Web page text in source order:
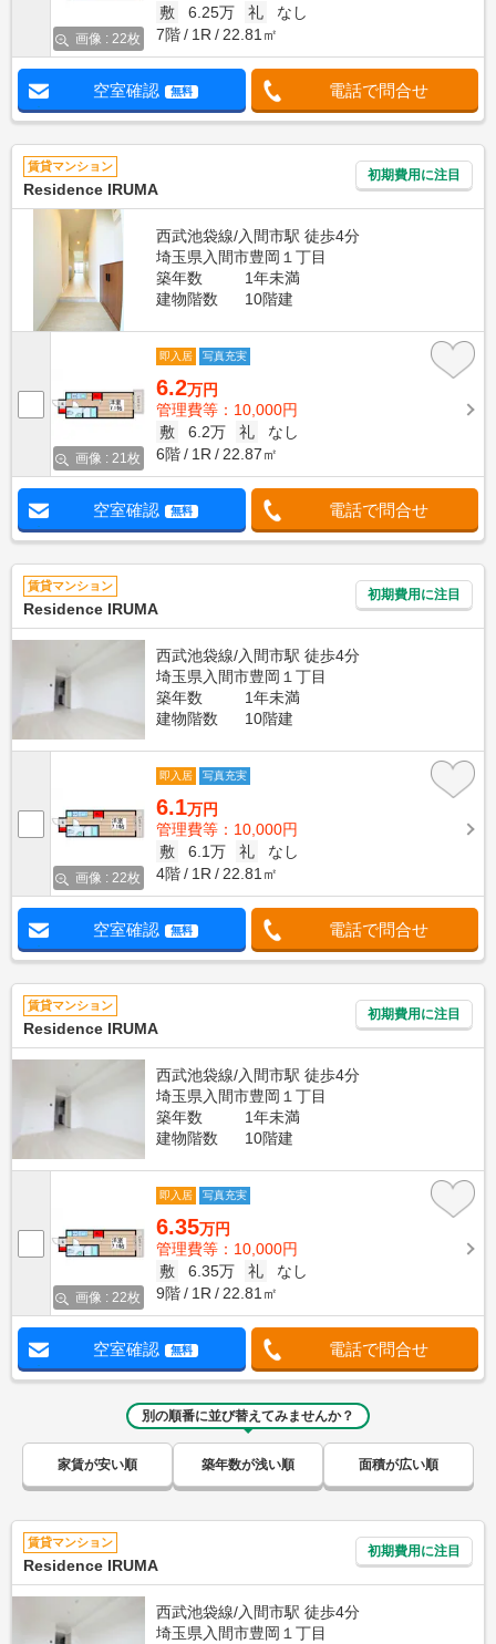
画像 : 22枚
敷
6.25万 礼
なし
7階
1R 22.81㎡
空室確認 無料 電話で問合せ
賃貸マンション
Residence IRUMA
初期費用に注目
西武池袋線/入間市駅 徒歩4分
埼玉県入間市豊岡１丁目
築年数
1年未満
建物階数
10階建
画像 : 21枚
即入居 写真充実
6.2万円
管理費等：10,000円
敷
6.2万 礼
なし
6階
1R 22.87㎡
空室確認 無料 電話で問合せ
賃貸マンション
Residence IRUMA
初期費用に注目
西武池袋線/入間市駅 徒歩4分
埼玉県入間市豊岡１丁目
築年数
1年未満
建物階数
10階建
画像 : 22枚
即入居 写真充実
6.1万円
管理費等：10,000円
敷
6.1万 礼
なし
4階
1R 22.81㎡
空室確認 無料 電話で問合せ
賃貸マンション
Residence IRUMA
初期費用に注目
西武池袋線/入間市駅 徒歩4分
埼玉県入間市豊岡１丁目
築年数
1年未満
建物階数
10階建
画像 : 22枚
即入居 写真充実
6.35万円
管理費等：10,000円
敷
6.35万 礼
なし
9階
1R 22.81㎡
空室確認 無料 電話で問合せ
別の順番に並び替えてみませんか？
家賃が安い順 築年数が浅い順 面積が広い順
賃貸マンション
Residence IRUMA
初期費用に注目
西武池袋線/入間市駅 徒歩4分
埼玉県入間市豊岡１丁目